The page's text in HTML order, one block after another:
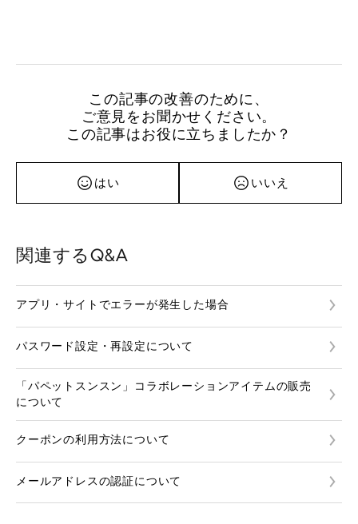
この記事の改善のために、
ご意見をお聞かせください。
この記事はお役に立ちましたか？
はい いいえ
関連するQ&A
アプリ・サイトでエラーが発生した場合
パスワード設定・再設定について
「パペットスンスン」コラボレーションアイテムの販売
について
クーポンの利用方法について
メールアドレスの認証について